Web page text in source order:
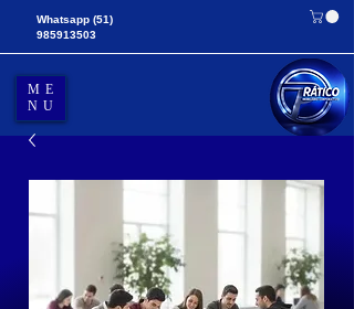
ME
NU
Whatsapp (51)
985913503